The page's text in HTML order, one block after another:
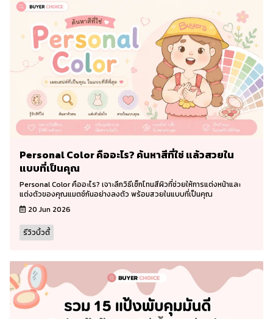
Personal Color คืออะไร? ค้นหาสีที่ใช่ แล้วสวยใน
แบบที่เป็นคุณ
Personal Color คืออะไร? เจาะลึกวิธีเช็กโทนสีผิวที่ช่วยให้การแต่งหน้าและ
แต่งตัวของคุณแมตช์กันอย่างลงตัว พร้อมสวยในแบบที่เป็นคุณ
20 Jun 2026
รีวิวบิ้วตี้